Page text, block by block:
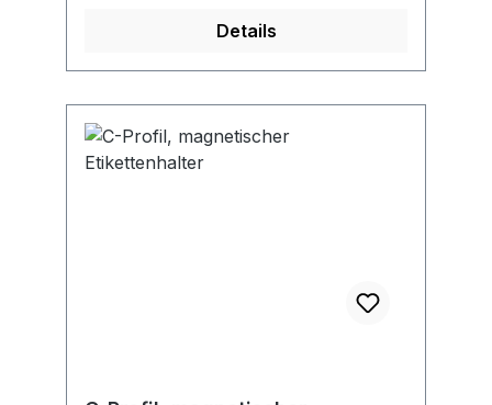
Spannungsversorgung per Batterie (4
x AA Batterien; enthalten) • CFA3100
Details